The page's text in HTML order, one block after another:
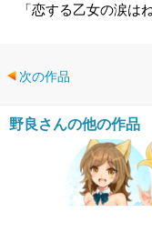
「恋する乙女の涙
次の作品
野良さんの他の作品